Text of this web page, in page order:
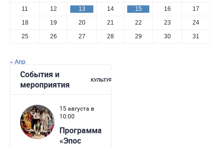
11
12 13 14 15 16
17
18
19 20 21 22 23
24
25
26 27 28 29 30 31
« Апр